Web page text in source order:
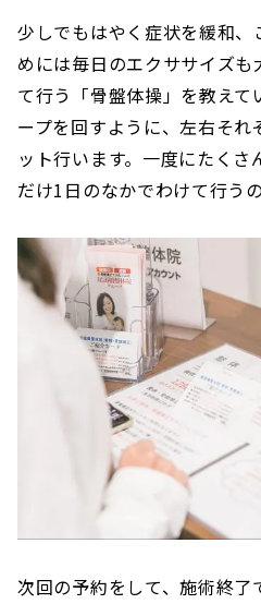
少しでもはやく症状を緩和
めには毎日のエクササイズ
て行う「骨盤体操」を教えて
ープを回すように、左右そ
ット行います。一度にたく
だけ1日のなかでわけて行う
次回の予約をして、施術終了